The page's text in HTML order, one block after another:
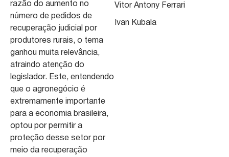
razão do aumento no
número de pedidos de
recuperação judicial por
produtores rurais, o tema
ganhou muita relevância,
atraindo atenção do
legislador. Este, entendendo
que o agronegócio é
extremamente importante
para a economia brasileira,
optou por permitir a
proteção desse setor por
meio da recuperação
Vitor Antony Ferrari
Ivan Kubala